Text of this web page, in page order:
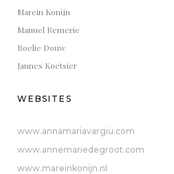
Marein Konijn
Manuel Remerie
Roelie Douw
Jannes Koetsier
WEBSITES
www.annamariavargiu.com
www.annemariedegroot.com
www.mareinkonijn.nl